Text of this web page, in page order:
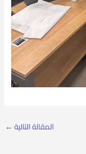
المقالة التالية ←